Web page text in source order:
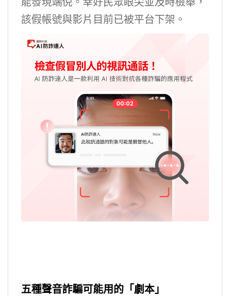
該假帳號與影片目前已被平台下架。
五種聲音詐騙可能用的「劇本」